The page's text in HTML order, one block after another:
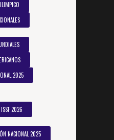
2025
2026
NACIONAL 2025